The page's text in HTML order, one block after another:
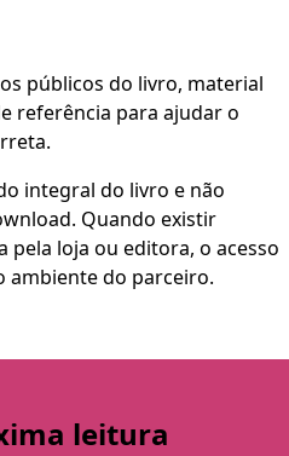
públicos do livro, material
referência para ajudar o
integral do livro e não
Quando existir
pela loja ou editora, o acesso
ambiente do parceiro.
leitura